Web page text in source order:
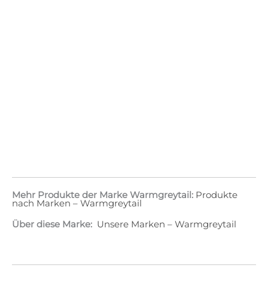
Mehr Produkte der Marke Warmgreytail: Produkte
nach Marken – Warmgreytail
Über diese Marke: Unsere Marken – Warmgreytail